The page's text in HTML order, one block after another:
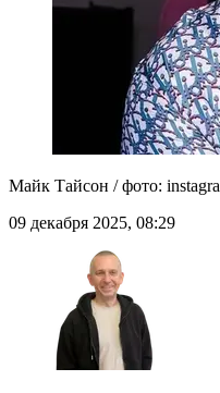
Майк Тайсон / фото:
09 декабря 2025, 08:29